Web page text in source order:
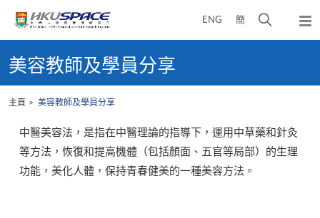
ENG 簡
開
彈
出
單
content
start美容教師及學員分享
主頁 美容教師及學員分享
中醫美容法，是指在中醫理論的指導下，運用中草藥和針灸
等方法，恢復和提高機體（包括顏面、五官等局部）的生理
功能，美化人體，保持青春健美的一種美容方法。